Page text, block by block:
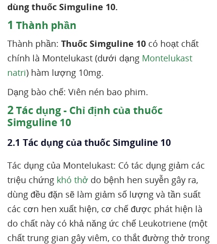
dùng thuốc Simguline 10.
1 Thành phần
Thành phần: Thuốc Simguline 10 có hoạt chất
chính là Montelukast (dưới dạng Montelukast
natri) hàm lượng 10mg.
Dạng bào chế: Viên nén bao phim.
2Tác dụng - Chỉ định của thuốc
Simguline 10
2.1 Tác dụng của thuốc Simguline 10
Tác dụng của Montelukast: Có tác dụng giảm các
triệu chứng khó thở do bệnh hen suyễn gây ra,
dùng đều đặn sẽ làm giảm số lượng và tần suất
các cơn hen xuất hiện, cơ chế được phát hiện là
do chất này có khả năng ức chế Leukotriene (một
chất trung gian gây viêm, co thắt đường thở trong